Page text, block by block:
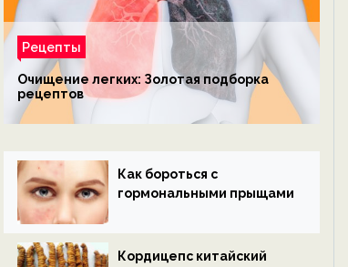
Рецепты
Очищение легких: Золотая подборка
рецептов
Как бороться с
гормональными прыщами
Кордицепс китайский